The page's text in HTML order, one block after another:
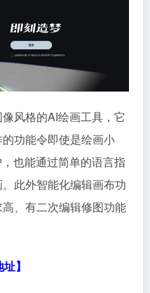
风格的AI绘画工具，它
功能令即使是绘画小
也能通过简单的语言指
此外智能化编辑画布功
、有二次编辑修图功能
址】